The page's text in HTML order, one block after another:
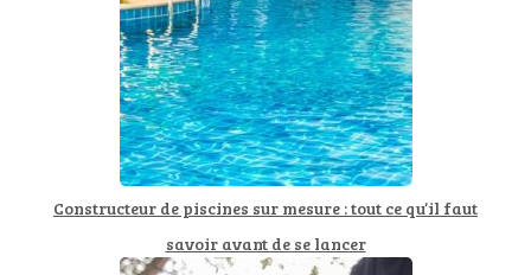
Constructeur de piscines sur mesure : tout ce qu’il faut
savoir avant de se lancer